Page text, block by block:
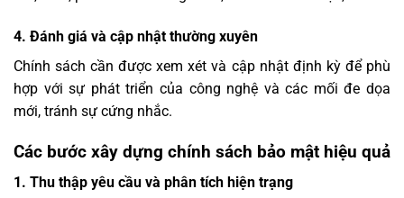
4. Đánh giá và cập nhật thường xuyên
Chính sách cần được xem xét và cập nhật định kỳ để phù
hợp với sự phát triển của công nghệ và các mối đe dọa
mới, tránh sự cứng nhắc.
Các bước xây dựng chính sách bảo mật hiệu quả
1. Thu thập yêu cầu và phân tích hiện trạng